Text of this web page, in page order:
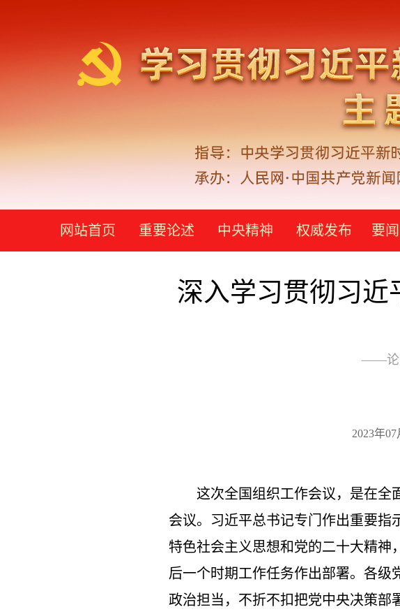
网站首页 重要论述 中央精神 权威发布 要
深入学习贯彻习近
——论
2023年07
这次全国组织工作会议，是在全
会议。习近平总书记专门作出重要指
特色社会主义思想和党的二十大精神
后一个时期工作任务作出部署。各
政治担当，不折不扣把党中央决策部